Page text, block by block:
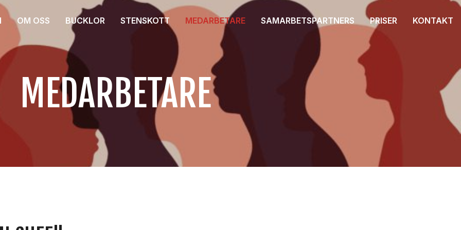
OM OSS BUCKLOR STENSKOTT MEDARBETARE SAMARBETSPARTNERS PRISER KONTAKT
MEDARBETARE